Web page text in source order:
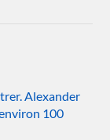
Alexander
100